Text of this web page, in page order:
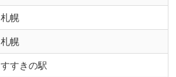
札幌
札幌
すすきの駅